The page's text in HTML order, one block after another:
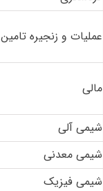
عملیات و زنجیره تامین
مالی
شیمی آلی
شیمی معدنی
شیمی فیزیک